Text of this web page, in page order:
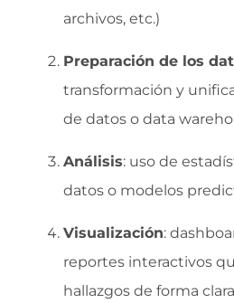
archivos, etc.)
Preparación de los
transformación y
de datos o data
Análisis: uso de
datos o modelos
Visualización:
reportes interactivos
hallazgos de forma